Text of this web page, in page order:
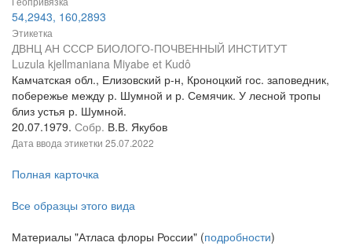
54,2943, 160,2893
Этикетка
ДВНЦ АН СССР БИОЛОГО-ПОЧВЕННЫЙ ИНСТИТУТ
Luzula kjellmaniana Miyabe et Kudô
Камчатская обл., Елизовский р-н, Кроноцкий гос. заповедник,
побережье между р. Шумной и р. Семячик. У лесной тропы
близ устья р. Шумной.
20.07.1979. Собр. В.В. Якубов
Дата ввода этикетки 25.07.2022
Полная карточка
Все образцы этого вида
Материалы "Атласа флоры России" (подробности)